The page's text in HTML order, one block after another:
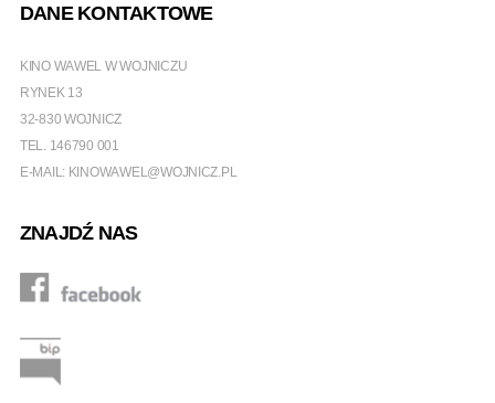
DANE KONTAKTOWE
KINO WAWEL W WOJNICZU
RYNEK 13
32-830 WOJNICZ
TEL. 146790 001
E-MAIL: KINOWAWEL@WOJNICZ.PL
ZNAJDŹ NAS